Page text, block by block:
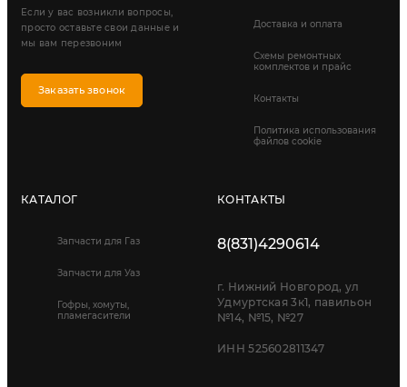
Если у вас возникли вопросы,
просто оставьте свои данные и
мы вам перезвоним
Заказать звонок
Доставка и оплата
Схемы ремонтных
комплектов и прайс
Контакты
Политика использования
файлов cookie
КАТАЛОГ
Запчасти для Газ
Запчасти для Уаз
Гофры, хомуты,
пламегасители
КОНТАКТЫ
8(831)4290614
г. Нижний Новгород, ул
Удмуртская 3к1, павильон
№14, №15, №27
ИНН 525602811347